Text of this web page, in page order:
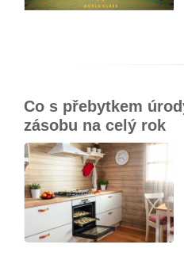
Co s přebytkem
zásobu na celý rok